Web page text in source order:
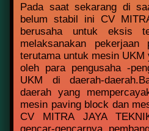
Pada saat sekarang di
belum stabil ini CV
berusaha untuk eksis
melaksanakan pekerjaan
terutama untuk mesin UKM
oleh para pengusaha -
UKM di daerah-
daerah yang
mesin paving block dan
CV MITRA JAYA